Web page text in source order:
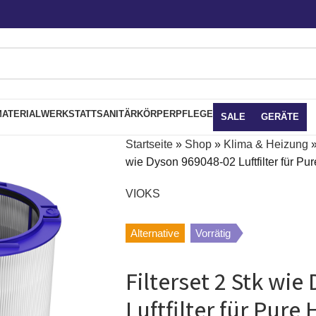
WERKSTATTSANITÄRKÖRPERPFLEGE SALE GERÄTE
Startseite» Shop» Klima & Heizung
wie Dyson 969048-02 Luftfilter für
VIOKS
Alternative Vorrätig
Filterset 2 Stk wie
Luftfilter für Pure